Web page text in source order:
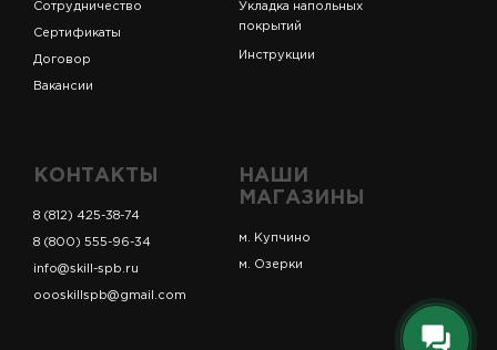
Сотрудничество
Сертификаты
Договор
Вакансии
Укладка напольных
покрытий
Инструкции
КОНТАКТЫ
8 (812) 425-38-74
8 (800) 555-96-34
info@skill-spb.ru
oooskillspb@gmail.com
НАШИ
МАГАЗИНЫ
м. Купчино
м. Озерки